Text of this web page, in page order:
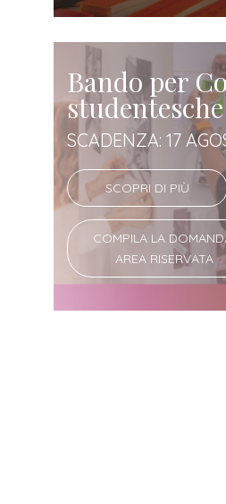
Bando per
studentesche
SCADENZA: 17
SCOPRI DI PIÙ
COMPILA LA
AREA RISERVATA